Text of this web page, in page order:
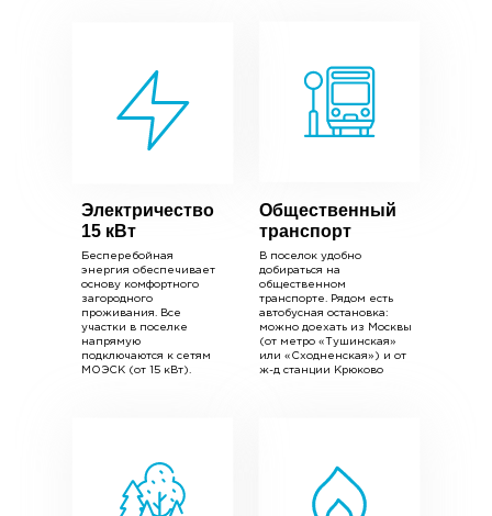
Электричество
15 кВт
Бесперебойная
энергия обеспечивает
основу комфортного
загородного
проживания. Все
участки в поселке
напрямую
подключаются к сетям
МОЭСК (от 15 кВт).
Общественный
транспорт
В поселок удобно
добираться на
общественном
транспорте. Рядом есть
автобусная остановка:
можно доехать из Москвы
(от метро «Тушинская»
или «Сходненская») и от
ж-д станции Крюково
Земельный участок в
Большое Брёхово